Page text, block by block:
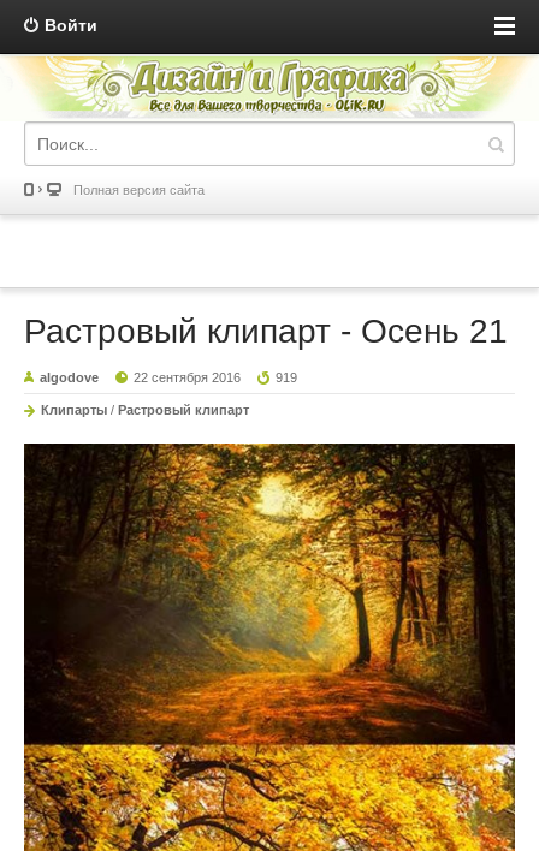
Войти
Полная версия сайта
Растровый клипарт - Осень 21
algodove 22 сентября 2016 919
Клипарты / Растровый клипарт